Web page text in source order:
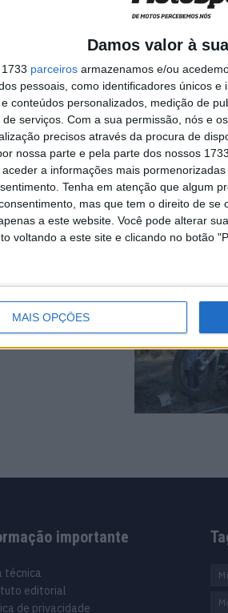
Damos valor à
parceiros armazenamos e/ou
pessoais, como identificadores únicos
conteúdos personalizados, medição de
serviços. Com a sua permissão, nós e
precisos através da procura de
nossa parte e pela parte dos nossos
a informações mais
Tenha em atenção que algum
mas que tem o direito de
a este website. Você pode alterar
voltando a este site e clicando no botão
MAIS OPÇÕES
Nacional de Trial,
se no fim de
importante
técnica
editorial
de privacidade